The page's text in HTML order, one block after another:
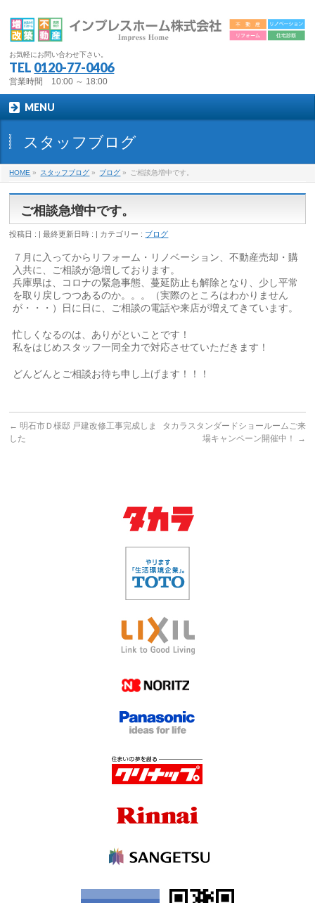
お気軽にお問い合わせ下さい。
TEL 0120-77-0406
営業時間 10:00 ～ 18:00
MENU
スタッフブログ
HOME » スタッフブログ » ブログ » ご相談急増中です。
ご相談急増中です。
投稿日 : 最終更新日時 : カテゴリー : ブログ
７月に入ってからリフォーム・リノベーション、不動産売却・購
入共に、ご相談が急増しております。
兵庫県は、コロナの緊急事態、蔓延防止も解除となり、少し平常
を取り戻しつつあるのか。。。（実際のところはわかりません
が・・・）日に日に、ご相談の電話や来店が増えてきています。
忙しくなるのは、ありがといことです！
私をはじめスタッフ一同全力で対応させていただきます！
どんどんとご相談お待ち申し上げます！！！
← 明石市Ｄ様邸 戸建改修工事完成しま
した
タカラスタンダードショールームご来
場キャンペーン開催中！
→